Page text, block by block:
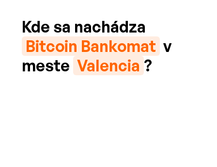
Kde sa nachádza
Bitcoin Bankomat v
meste Valencia ?